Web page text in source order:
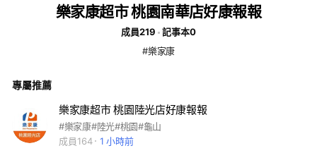
樂家康超市 桃園南華店好康報報
成員219
記事本0
#樂家康
專屬推薦
樂家康超市 桃園陸光店好康報報
#樂家康#陸光#桃園#龜山
成員164
1 小時前